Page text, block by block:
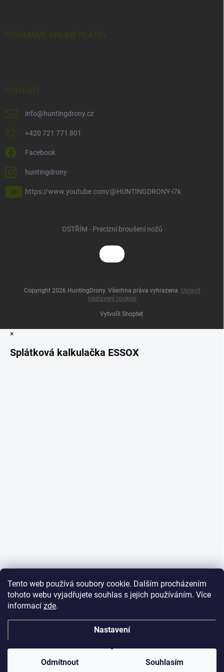
Tento web používá soubory cookie. Dalším procházením
tohoto webu vyjadřujete souhlas s jejich používáním. Více
informací zde.
Nastavení
Odmítnout Souhlasím
Nevíte si rady, našli jste lepší cenu, potřebujete poradit?
Kontaktujte nás. Rádi vyjdeme vstříc 🤝
PŘIJÍMÁME ONLINE PLATBY
KONTAKT
info@huntingdrony.cz
+420 721 771 801
Facebook
huntingdrony
https://www.youtube.com/@HUNTINGDRONY-i7k
OSTŘÍM - Precizní broušení nožů
Vytvořil Shoptet
Copyright 2026 HuntingDrony. Všechna práva vyhrazena. Upravit
nastavení cookies
×
Splátková kalkulačka ESSOX